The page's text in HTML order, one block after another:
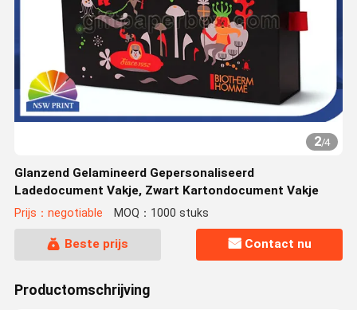
2/4
Glanzend Gelamineerd Gepersonaliseerd
Ladedocument Vakje, Zwart Kartondocument Vakje
Prijs：negotiable MOQ：1000 stuks
Beste prijs Contact nu
Productomschrijving